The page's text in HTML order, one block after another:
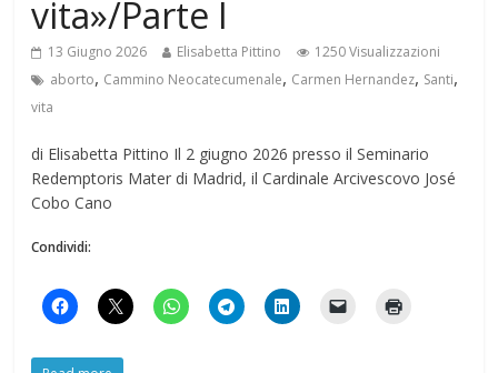
vita»/Parte I
13 Giugno 2026 Elisabetta Pittino
1250 Visualizzazioni
aborto, Cammino Neocatecumenale, Carmen Hernandez, Santi,
vita
di Elisabetta Pittino Il 2 giugno 2026 presso il Seminario
Redemptoris Mater di Madrid, il Cardinale Arcivescovo José
Cobo Cano
Condividi: